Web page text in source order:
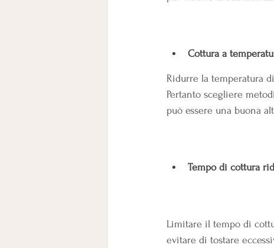
Cottura a
Ridurre la temperatura
Pertanto scegliere
può essere una buona
Tempo di cottura
Limitare il tempo di
evitare di tostare